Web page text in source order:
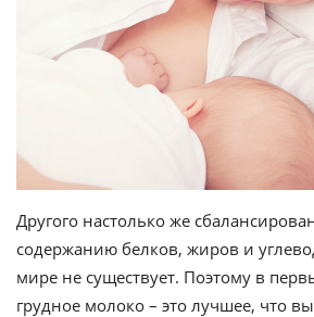
Другого настолько же
содержанию белков, жиров и
мире не существует. Поэтому в
грудное молоко – это лучшее, что